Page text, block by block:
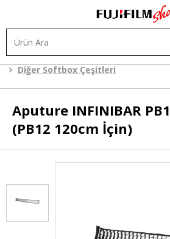
Diğer Softbox Çeşitleri
Aputure INFINIBAR
(PB12 120cm İçin)